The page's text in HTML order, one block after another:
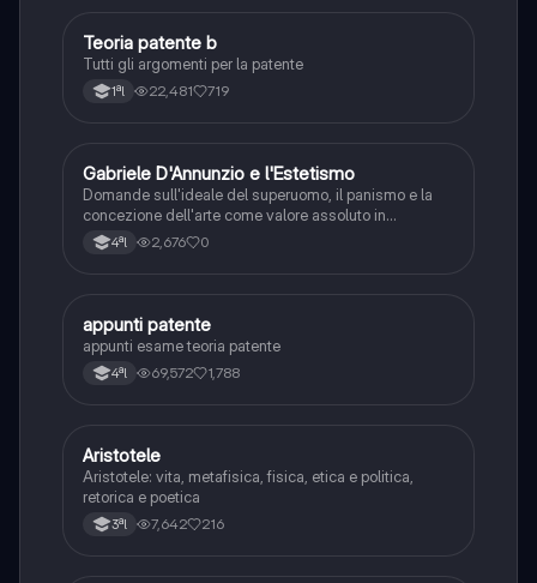
Altro
Teoria patente b
Tutti gli argomenti per la patente
1ªl 22,481 719
GItaliano
Gabriele D'Annunzio e l'Estetismo
Domande sull'ideale del superuomo, il panismo e la
concezione dell'arte come valore assoluto in
D'Annunzio.
4ªl 2,676 0
Altro
appunti patente
appunti esame teoria patente
4ªl 69,572 1,788
Filosofia
Aristotele
Aristotele: vita, metafisica, fisica, etica e politica,
retorica e poetica
3ªl 7,642 216